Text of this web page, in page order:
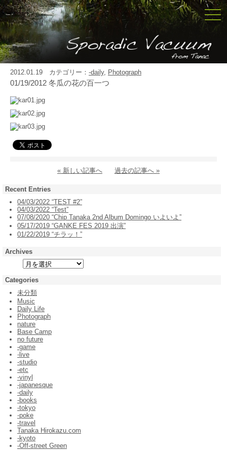
2012.01.19 カテゴリー： -daily, Photograph
01/19/2012 冬瓜の花の百一つ
« 新しい記事へ 過去の記事へ »
Recent Entries
04/03/2022 “TEST #2”
04/03/2022 “Test”
07/08/2020 “Chip Tanaka 2nd Album Domingo いよいよ”
05/17/2019 “GANKE FES 2019 出演”
01/22/2019 “チラッ！”
Archives
Categories
未分類
Music
Daily Life
Photograph
nature
Base Camp
no future
-game
-live
-studio
-etc
-vinyl
-japanesque
-daily
-books
-tokyo
-poke
-travel
Tanaka Hirokazu.com
-kyoto
-Off-street Green